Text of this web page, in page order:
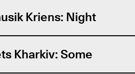
Kriens: Night
Kharkiv: Some